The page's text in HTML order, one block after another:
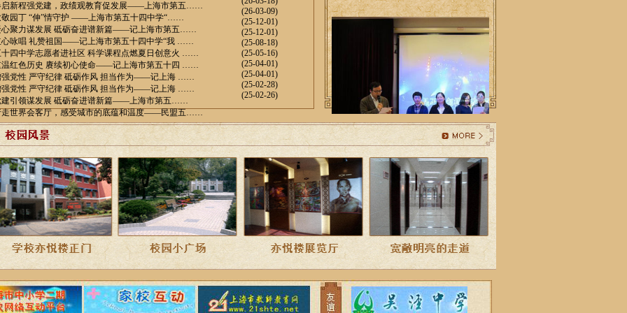
启新程强党建，政绩观教育促发展——上海市第五……
敬园丁 “伸”情守护 ——上海市第五十四中学“……
(26-03-09)
心聚力谋发展 砥砺奋进谱新篇——记上海市第五……
(25-12-01)
心咏唱 礼赞祖国——记上海市第五十四中学“我 ……
(25-12-01)
四中学志愿者进社区 科学课程点燃夏日创意火 ……
(25-08-18)
温红色历史 赓续初心使命——记上海市第五十四 ……
(25-05-16)
强党性 严守纪律 砥砺作风 担当作为——记上海 ……
(25-04-01)
强党性 严守纪律 砥砺作风 担当作为——记上海 ……
(25-04-01)
建引领谋发展 砥砺奋进谱新篇——上海市第五……
(25-02-28)
走世界会客厅，感受城市的底蕴和温度——民盟五……
(25-02-26)